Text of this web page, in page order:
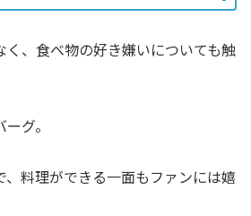
く、食べ物の好き嫌いについても触
グ。
料理ができる一面もファンには嬉